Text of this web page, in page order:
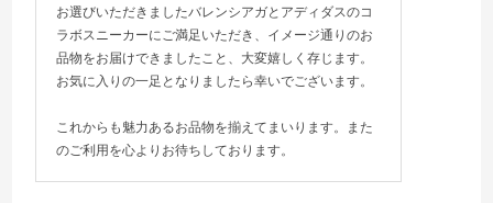
お選びいただきましたバレンシアガとアディダスのコ
ラボスニーカーにご満足いただき、イメージ通りのお
品物をお届けできましたこと、大変嬉しく存じます。
お気に入りの一足となりましたら幸いでございます。
これからも魅力あるお品物を揃えてまいります。また
のご利用を心よりお待ちしております。